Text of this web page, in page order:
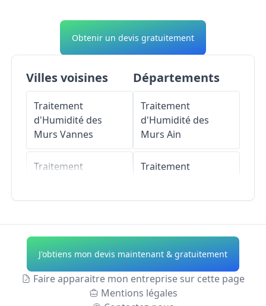
Obtenir un devis gratuitement
Villes voisines
Traitement
d'Humidité des
Murs Vannes
Traitement
Traitement
d'Humidité des
Murs Plescop
Traitement
d'Humidité des
Départements
Traitement
d'Humidité des
Murs Ain
Traitement
Traitement
d'Humidité des
Murs Allier
Traitement
d'Humidité des
J'obtiens mon devis maintenant & gratuitement
Faire apparaitre mon entreprise sur cette page
Mentions légales